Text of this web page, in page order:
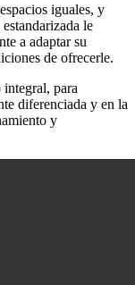
iguales, y
le
a adaptar su
de ofrecerle.
integral, para
diferenciada y en la
y